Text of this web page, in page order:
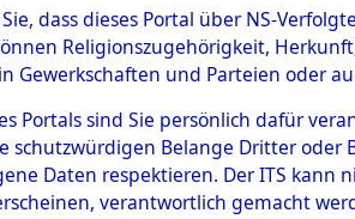
Taxöldern
dass dieses Portal über NS-
Religionszugehörigkeit,
Gewerkschaften und Parteien oder
Portals sind Sie persönlich dafür
schutzwürdigen Belange Dritter
Daten respektieren. Der ITS
verantwortlich gemacht